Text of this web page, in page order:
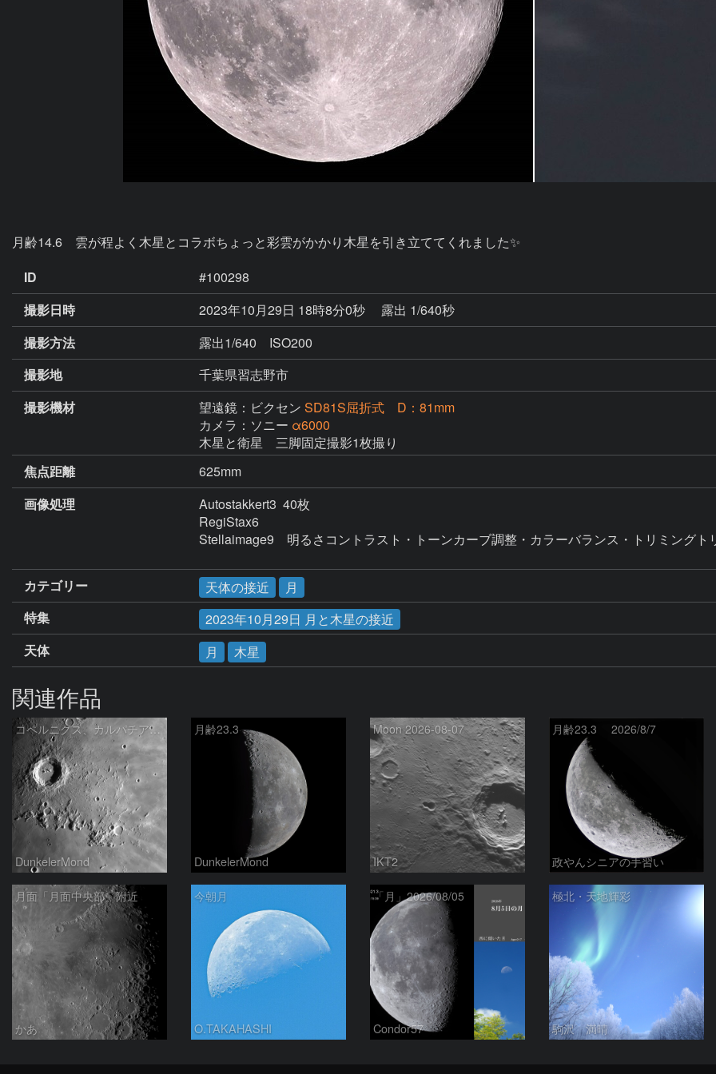
ID
#100298
撮影日時
2023年10月29日 18時8分0秒
露出 1/640秒
撮影方法
露出1/640 ISO200
撮影地
千葉県習志野市
撮影機材
望遠鏡：ビクセン SD81S屈折式 D：81mm
カメラ：ソニー α6000
木星と衛星　三脚固定撮影1枚撮り
焦点距離
625mm
画像処理
Autostakkert3  40枚
RegiStax6
Stellaimage9　明るさコントラスト・トーンカーブ調整・カラーバランス・トリミング
カテゴリー 天体の接近
月
特集
2023年10月29日 月と木星の接近
天体
月 木星
関連作品
コペルニクス、カルパチア山脈付近
DunkelerMond
月齢23.3
DunkelerMond
Moon 2026-08-07
IKT2
月齢23.3 2026/8/7
政やんシニアの手習い
月面「月面中央部」附近
かあ
今朝月
O.TAKAHASHI
「月」2026/08/05
Condor57
極北・天地輝彩
駒沢 満晴